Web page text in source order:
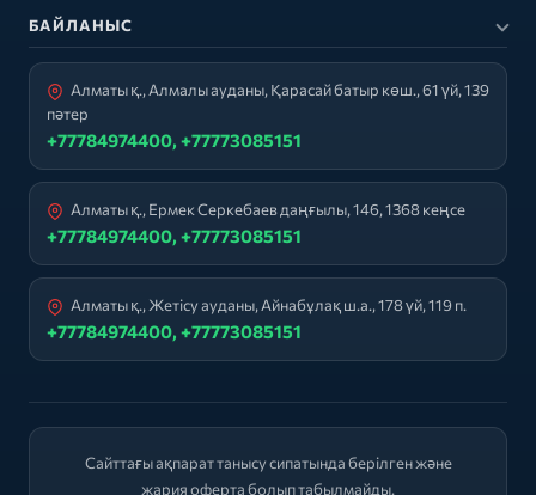
БАЙЛАНЫС
Алматы қ., Алмалы ауданы, Қарасай батыр көш., 61 үй, 139
пәтер
+77784974400, +77773085151
Алматы қ., Ермек Серкебаев даңғылы, 146, 1368 кеңсе
+77784974400, +77773085151
Алматы қ., Жетісу ауданы, Айнабұлақ ш.а., 178 үй, 119 п.
+77784974400, +77773085151
Сайттағы ақпарат танысу сипатында берілген және
жария оферта болып табылмайды.